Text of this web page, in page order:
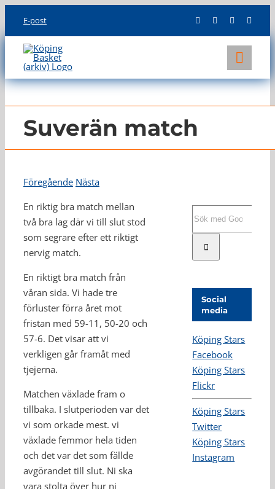
content
E-post
KLUBBEN
LAG
INFO
Suverän match
Föregående Nästa
En riktig bra match mellan
två bra lag där vi till slut stod
som segrare efter ett riktigt
nervig match.
En riktigt bra match från
våran sida. Vi hade tre
förluster förra året mot
fristan med 59-11, 50-20 och
57-6. Det visar att vi
verkligen går framåt med
tjejerna.
Matchen växlade fram o
tillbaka. I slutperioden var det
vi som orkade mest. vi
växlade femmor hela tiden
och det var det som fällde
avgörandet till slut. Ni ska
vara stolta över hur ni
Social
media
Köping Stars
Facebook
Köping Stars
Flickr
Köping Stars
Twitter
Köping Stars
Instagram